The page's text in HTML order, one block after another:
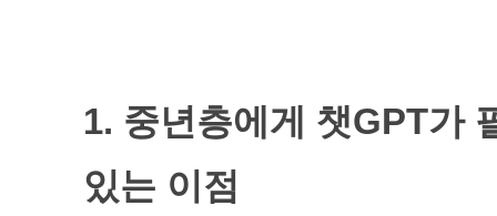
1. 중년층에게 챗GPT가
있는 이점